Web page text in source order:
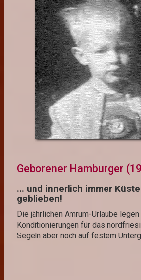
Geborener Hamburger
... und innerlich immer
geblieben!
Die jährlichen Amrum-Urlaube
Konditionierungen für das
Segeln aber noch auf festem